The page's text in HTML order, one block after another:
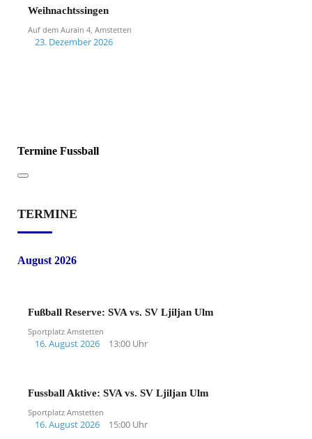
Weihnachtssingen
Auf dem Aurain 4, Amstetten
23. Dezember 2026
Termine Fussball
TERMINE
August 2026
Fußball Reserve: SVA vs. SV Ljiljan Ulm
Sportplatz Amstetten
16. August 2026 13:00 Uhr
Fussball Aktive: SVA vs. SV Ljiljan Ulm
Sportplatz Amstetten
16. August 2026 15:00 Uhr